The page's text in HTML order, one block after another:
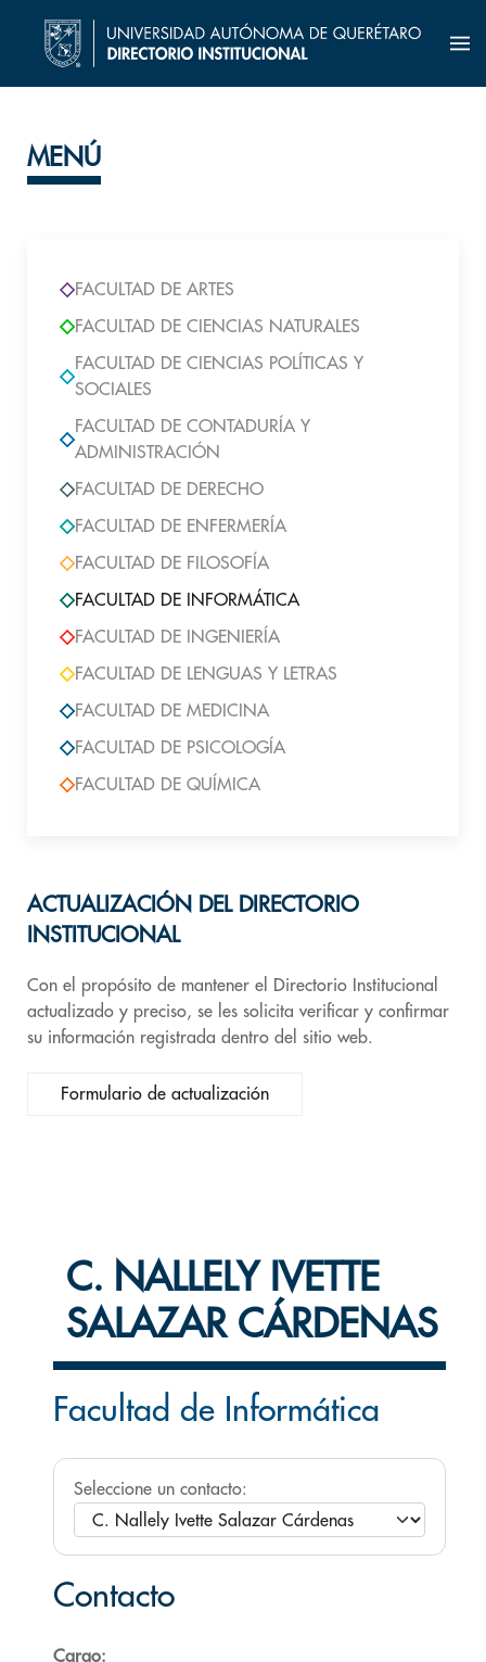
MENÚ
FACULTAD DE ARTES
FACULTAD DE CIENCIAS NATURALES
FACULTAD DE CIENCIAS POLÍTICAS Y
SOCIALES
FACULTAD DE CONTADURÍA Y
ADMINISTRACIÓN
FACULTAD DE DERECHO
FACULTAD DE ENFERMERÍA
FACULTAD DE FILOSOFÍA
FACULTAD DE INFORMÁTICA
FACULTAD DE INGENIERÍA
FACULTAD DE LENGUAS Y LETRAS
FACULTAD DE MEDICINA
FACULTAD DE PSICOLOGÍA
FACULTAD DE QUÍMICA
ACTUALIZACIÓN DEL DIRECTORIO
INSTITUCIONAL
Con el propósito de mantener el Directorio Institucional
actualizado y preciso, se les solicita verificar y confirmar
su información registrada dentro del sitio web.
Formulario de actualización
C. NALLELY IVETTE
SALAZAR CÁRDENAS
Facultad de Informática
Seleccione un contacto:
Contacto
Cargo: